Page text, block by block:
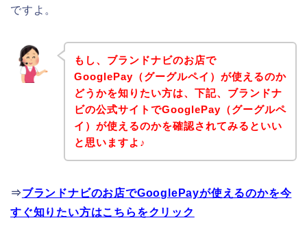
ですよ。
もし、ブランドナビのお店で
GooglePay（グーグルペイ）が使えるのか
どうかを知りたい方は、下記、ブランドナ
ビの公式サイトでGooglePay（グーグルペ
イ）が使えるのかを確認されてみるといい
と思いますよ♪
⇒ブランドナビのお店でGooglePayが使えるのかを今
すぐ知りたい方はこちらをクリック